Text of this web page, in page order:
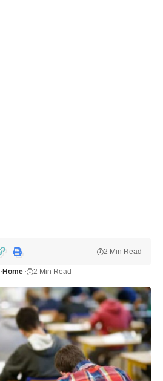
Home 2 Min Read
2 Min Read